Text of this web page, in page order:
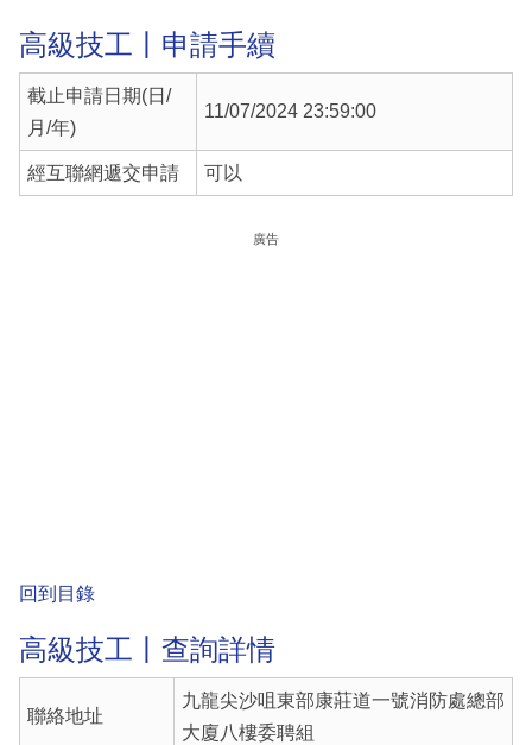
高級技工丨申請手續
截止申請日期(日/
月/年)
11/07/2024 23:59:00
經互聯網遞交申請 可以
廣告
回到目錄
高級技工丨查詢詳情
聯絡地址
九龍尖沙咀東部康莊道一號消防處總部
大廈八樓委聘組